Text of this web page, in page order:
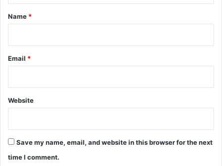
*
Name *
Email *
Website
Save my name, email, and website in this browser for the next
time I comment.